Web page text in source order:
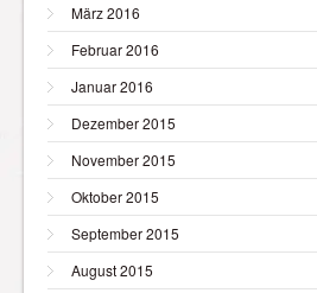
März 2016
Februar 2016
Januar 2016
Dezember 2015
November 2015
Oktober 2015
September 2015
August 2015